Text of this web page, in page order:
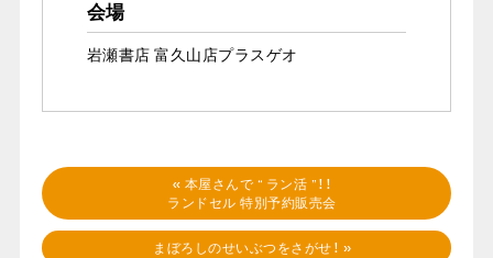
会場
岩瀬書店 富久山店プラスゲオ
« 本屋さんで “ ラン活 ”！！
ランドセル 特別予約販売会
まぼろしのせいぶつをさがせ！ »